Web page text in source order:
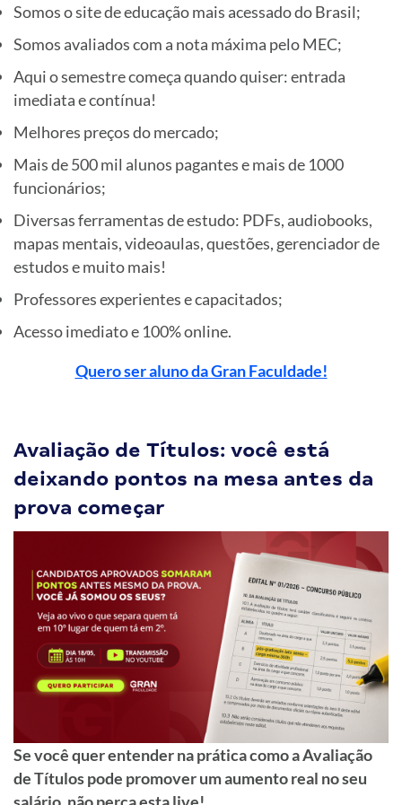
Somos o site de educação mais acessado do Brasil;
Somos avaliados com a nota máxima pelo MEC;
Aqui o semestre começa quando quiser: entrada
imediata e contínua!
Melhores preços do mercado;
Mais de 500 mil alunos pagantes e mais de 1000
funcionários;
Diversas ferramentas de estudo: PDFs, audiobooks,
mapas mentais, videoaulas, questões, gerenciador de
estudos e muito mais!
Professores experientes e capacitados;
Acesso imediato e 100% online.
Quero ser aluno da Gran Faculdade!
Avaliação de Títulos: você está
deixando pontos na mesa antes da
prova começar
Se você quer entender na prática como a Avaliação
de Títulos pode promover um aumento real no seu
salário, não perca esta live!